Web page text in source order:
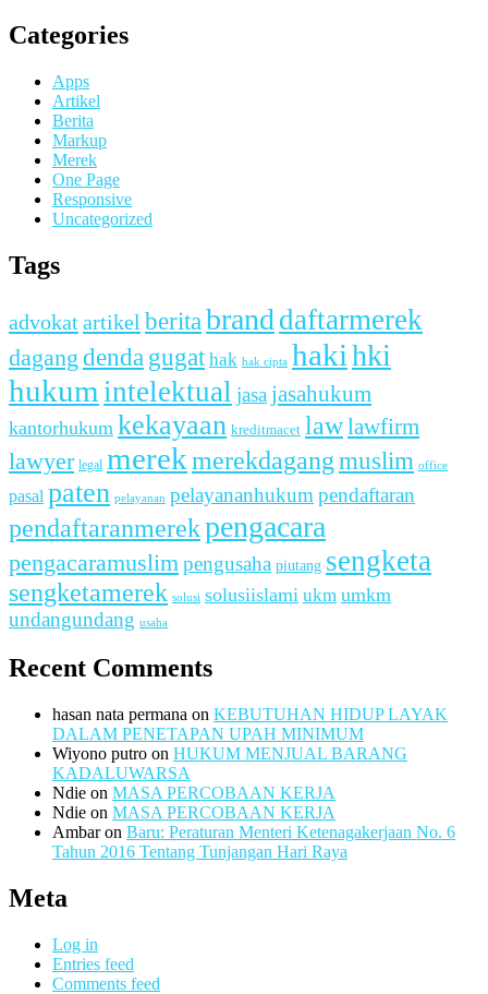
Categories
Apps
Artikel
Berita
Markup
Merek
One Page
Responsive
Uncategorized
Tags
advokat artikel beritabrand daftarmerek
dagang denda gugat hak hak cipta hakihki
hukum intelektual jasa jasahukum
kantorhukum kekayaan kreditmacet lawlawfirm
lawyer legal merekmerekdagang muslim office
pasal paten pelayanan pelayananhukum pendaftaran
pendaftaranmerekpengacara
pengacaramuslim pengusaha piutang sengketa
sengketamerek solusi solusiislami ukm umkm
undangundang usaha
Recent Comments
hasan nata permana on KEBUTUHAN HIDUP LAYAK
DALAM PENETAPAN UPAH MINIMUM
Wiyono putro on HUKUM MENJUAL BARANG
KADALUWARSA
Ndie on MASA PERCOBAAN KERJA
Ndie on MASA PERCOBAAN KERJA
Ambaron Baru: Peraturan Menteri Ketenagakerjaan No. 6
Tahun 2016 Tentang Tunjangan Hari Raya
Meta
Log in
Entries feed
Comments feed